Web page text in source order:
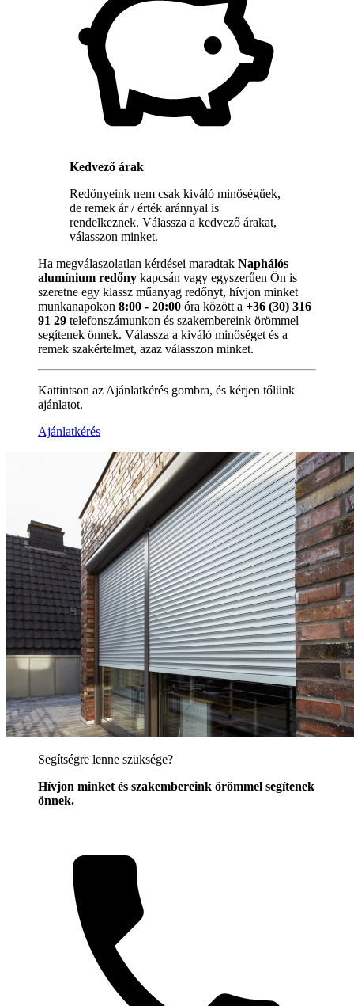
Kedvező árak
Redőnyeink nem csak kiváló minőségűek,
de remek ár / érték aránnyal is
rendelkeznek. Válassza a kedvező árakat,
válasszon minket.
Ha megválaszolatlan kérdései maradtak Naphálós
alumínium redőny kapcsán vagy egyszerűen Ön is
szeretne egy klassz műanyag redőnyt, hívjon minket
munkanapokon 8:00 - 20:00 óra között a +36 (30) 316
91 29 telefonszámunkon és szakembereink örömmel
segítenek önnek. Válassza a kiváló minőséget és a
remek szakértelmet, azaz válasszon minket.
Kattintson az Ajánlatkérés gombra, és kérjen tőlünk
ajánlatot.
Ajánlatkérés
Segítségre lenne szüksége?
Hívjon minket és szakembereink örömmel segítenek
önnek.